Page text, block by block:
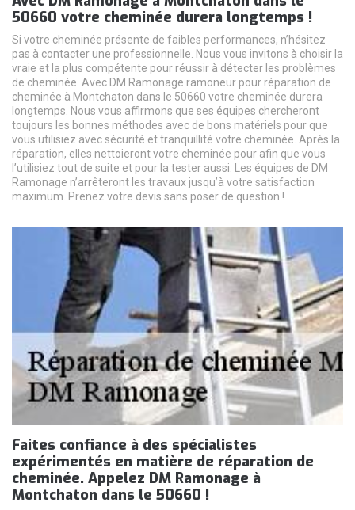
50660 votre cheminée durera longtemps !
Si votre cheminée présente de faibles performances, n’hésitez
pas à contacter une professionnelle. Nous vous invitons à choisir la
vraie et la plus compétente pour réussir à détecter les problèmes
de cheminée. Avec DM Ramonage ramoneur pour réparation de
cheminée à Montchaton dans le 50660 votre cheminée durera
longtemps. Nous vous affirmons que ses équipes chercheront
toujours les bonnes méthodes avec de bons matériels pour que
vous utilisiez avec sécurité et tranquillité votre cheminée. Après la
réparation, elles nettoieront votre cheminée pour afin que vous
l’utilisiez tout de suite et pour la tester aussi. Les équipes de DM
Ramonage n’arrêteront les travaux jusqu’à votre satisfaction
maximum. Prenez votre devis sans poser de question !
Faites confiance à des spécialistes
expérimentés en matière de réparation de
cheminée. Appelez DM Ramonage à
Montchaton dans le 50660 !